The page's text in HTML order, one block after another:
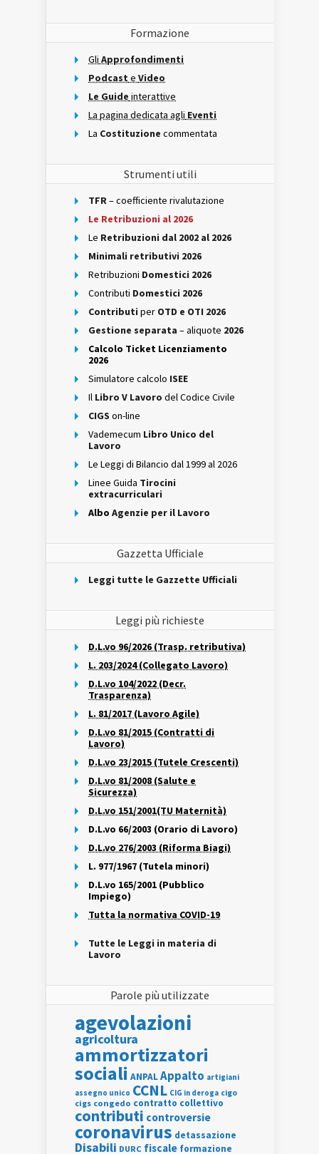
Formazione
Gli Approfondimenti
Podcast e Video
Le Guide interattive
La pagina dedicata agli Eventi
La Costituzione commentata
Strumenti utili
TFR– coefficiente rivalutazione
Le Retribuzioni al 2026
Le Retribuzioni dal 2002 al 2026
Minimali retributivi 2026
Retribuzioni Domestici 2026
Contributi Domestici 2026
Contributi per OTD e OTI 2026
Gestione separata – aliquote 2026
Calcolo Ticket Licenziamento
2026
Simulatore calcolo ISEE
Il Libro V Lavoro del Codice Civile
CIGS on-line
Vademecum Libro Unico del
Lavoro
Le Leggi di Bilancio dal 1999 al 2026
Linee Guida Tirocini
extracurriculari
Albo Agenzie per il Lavoro
Gazzetta Ufficiale
Leggi tutte le Gazzette Ufficiali
Leggi più richieste
D.L.vo 96/2026 (Trasp. retributiva)
L. 203/2024 (Collegato Lavoro)
D.L.vo 104/2022 (Decr.
Trasparenza)
L. 81/2017 (Lavoro Agile)
D.L.vo 81/2015 (Contratti di
Lavoro)
D.L.vo 23/2015 (Tutele Crescenti)
D.L.vo 81/2008 (Salute e
Sicurezza)
D.L.vo 151/2001(TU Maternità)
D.L.vo 66/2003 (Orario di Lavoro)
D.L.vo 276/2003 (Riforma Biagi)
L. 977/1967 (Tutela minori)
D.L.vo 165/2001 (Pubblico
Impiego)
Tutta la normativa COVID-19
Tutte le Leggi in materia di
Lavoro
Parole più utilizzate
agevolazioni
agricoltura
ammortizzatori
sociali ANPALAppalto artigiani
assegno unico CCNL CIG in deroga cigo
cigs congedo contratto collettivo
contributi controversie
coronavirus detassazione
Disabili DURC fiscale formazione